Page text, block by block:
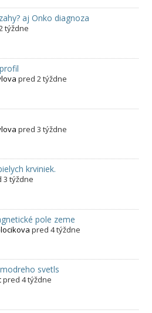
aj Onko diagnoza
týždne
pred 2 týždne
pred 3 týždne
krviniek.
3 týždne
pole zeme
pred 4 týždne
svetls
pred 4 týždne